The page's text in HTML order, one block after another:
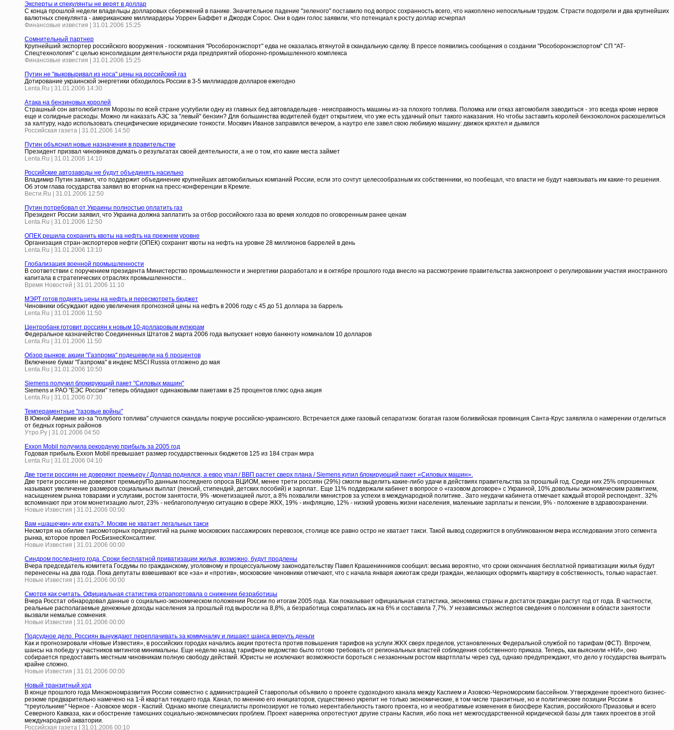
Эксперты и спекулянты не верят в доллар
С конца прошлой недели владельцы долларовых сбережений в панике. Значительное падение "зеленого" поставило под вопрос сохранность всего, что накоплено непосильным трудом. Страсти подогрели и два крупнейших
валютных спекулянта - американские миллиардеры Уоррен Баффет и Джордж Сорос. Они в один голос заявили, что потенциал к росту доллар исчерпал
Финансовые известия | 31.01.2006 15:25
Сомнительный партнер
Крупнейший экспортер российского вооружения - госкомпания "Рособоронэкспорт" едва не оказалась втянутой в скандальную сделку. В прессе появились сообщения о создании "Рособоронэкспортом" СП "АТ-
Спецтехнология" с целью консолидации деятельности ряда предприятий оборонно-промышленного комплекса
Финансовые известия | 31.01.2006 15:25
Путин не "выковыривал из носа" цены на российский газ
Дотирование украинской энергетики обходилось России в 3-5 миллиардов долларов ежегодно
Lenta.Ru | 31.01.2006 14:30
Атака на бензиновых королей
Страшный сон автолюбителя Морозы по всей стране усугубили одну из главных бед автовладельцев - неисправность машины из-за плохого топлива. Поломка или отказ автомобиля заводиться - это всегда кроме нервов
еще и солидные расходы. Можно ли наказать АЗС за "левый" бензин? Для большинства водителей будет открытием, что уже есть удачный опыт такого наказания. Но чтобы заставить королей бензоколонок раскошелиться
за халтуру, надо использовать специфические юридические тонкости. Москвич Иванов заправился вечером, а наутро еле завел свою любимую машину: движок кряхтел и дымился
Российская газета | 31.01.2006 14:50
Путин объяснил новые назначения в правительстве
Президент призвал чиновников думать о результатах своей деятельности, а не о том, кто какие места займет
Lenta.Ru | 31.01.2006 14:10
Российские автозаводы не будут объединять насильно
Владимир Путин заявил, что поддержит объединение крупнейших автомобильных компаний России, если это сочтут целесообразным их собственники, но пообещал, что власти не будут навязывать им какие-то решения.
Об этом глава государства заявил во вторник на пресс-конференции в Кремле.
Вести.Ru | 31.01.2006 12:50
Путин потребовал от Украины полностью оплатить газ
Президент России заявил, что Украина должна заплатить за отбор российского газа во время холодов по оговоренным ранее ценам
Lenta.Ru | 31.01.2006 12:50
ОПЕК решила сохранить квоты на нефть на прежнем уровне
Организация стран-экспортеров нефти (ОПЕК) сохранит квоты на нефть на уровне 28 миллионов баррелей в день
Lenta.Ru | 31.01.2006 13:10
Глобализация военной промышленности
В соответствии с поручением президента Министерство промышленности и энергетики разработало и в октябре прошлого года внесло на рассмотрение правительства законопроект о регулировании участия иностранного
капитала в стратегических отраслях промышленности...
Время Новостей | 31.01.2006 11:10
МЭРТ готов поднять цены на нефть и пересмотреть бюджет
Чиновники обсуждают идею увеличения прогнозной цены на нефть в 2006 году с 45 до 51 доллара за баррель
Lenta.Ru | 31.01.2006 11:50
Центробанк готовит россиян к новым 10-долларовым купюрам
Федеральное казначейство Соединенных Штатов 2 марта 2006 года выпускает новую банкноту номиналом 10 долларов
Lenta.Ru | 31.01.2006 11:50
Обзор рынков: акции "Газпрома" подешевели на 6 процентов
Включение бумаг "Газпрома" в индекс MSCI Russia отложено до мая
Lenta.Ru | 31.01.2006 10:50
Siemens получил блокирующий пакет "Силовых машин"
Siemens и РАО "ЕЭС России" теперь обладают одинаковыми пакетами в 25 процентов плюс одна акция
Lenta.Ru | 31.01.2006 07:30
Темпераментные "газовые войны"
В Южной Америке из-за "голубого топлива" случаются скандалы покруче российско-украинского. Встречается даже газовый сепаратизм: богатая газом боливийская провинция Санта-Крус заявляла о намерении отделиться
от бедных горных районов
Утро.Ру | 31.01.2006 04:50
Exxon Mobil получила рекордную прибыль за 2005 год
Годовая прибыль Exxon Mobil превышает размер государственных бюджетов 125 из 184 стран мира
Lenta.Ru | 31.01.2006 04:10
Две трети россиян не доверяют премьеру / Доллар поднялся, а евро упал / ВВП растет сверх плана / Siemens купил блокирующий пакет «Силовых машин».
Две трети россиян не доверяют премьеруПо данным последнего опроса ВЦИОМ, менее трети россиян (29%) смогли выделить какие-либо удачи в действиях правительства за прошлый год. Среди них 25% опрошенных
называют увеличение размеров социальных выплат (пенсий, стипендий, детских пособий) и зарплат.. Еще 11% поддержали кабинет в вопросе о «газовом договоре» с Украиной, 10% довольны экономическим развитием,
насыщением рынка товарами и услугами, ростом занятости, 9% -монетизацией льгот, а 8% похвалили министров за успехи в международной политике.. Зато неудачи кабинета отмечает каждый второй респондент.. 32%
вспоминают при этом монетизацию льгот, 23% - неблагополучную ситуацию в сфере ЖКХ, 19% - инфляцию, 12% - низкий уровень жизни населения, маленькие зарплаты и пенсии, 9% - положение в здравоохранении.
Новые Известия | 31.01.2006 00:00
Вам «шашечки» или ехать?. Москве не хватает легальных такси
Несмотря на обилие таксомоторных предприятий на рынке московских пассажирских перевозок, столице все равно остро не хватает такси. Такой вывод содержится в опубликованном вчера исследовании этого сегмента
рынка, которое провел РосБизнесКонсалтинг.
Новые Известия | 31.01.2006 00:00
Синдром последнего года. Сроки бесплатной приватизации жилья, возможно, будут продлены
Вчера председатель комитета Госдумы по гражданскому, уголовному и процессуальному законодательству Павел Крашенинников сообщил: весьма вероятно, что сроки окончания бесплатной приватизации жилья будут
перенесены на два года. Пока депутаты взвешивают все «за» и «против», московские чиновники отмечают, что с начала января ажиотаж среди граждан, желающих оформить квартиру в собственность, только нарастает.
Новые Известия | 31.01.2006 00:00
Смотря как считать. Официальная статистика отрапортовала о снижении безработицы
Вчера Росстат обнародовал данные о социально-экономическом положении России по итогам 2005 года. Как показывает официальная статистика, экономика страны и достаток граждан растут год от года. В частности,
реальные располагаемые денежные доходы населения за прошлый год выросли на 8,8%, а безработица сократилась аж на 6% и составила 7,7%. У независимых экспертов сведения о положении в области занятости
вызвали немалые сомнения.
Новые Известия | 31.01.2006 00:00
Подсудное дело. Россиян вынуждают переплачивать за коммуналку и лишают шанса вернуть деньги
Как и прогнозировали «Новые Известия», в российских городах начались акции протеста против повышения тарифов на услуги ЖКХ сверх пределов, установленных Федеральной службой по тарифам (ФСТ). Впрочем,
шансы на победу у участников митингов минимальны. Еще неделю назад тарифное ведомство было готово требовать от региональных властей соблюдения собственного приказа. Теперь, как выяснили «НИ», оно
собирается предоставить местным чиновникам полную свободу действий. Юристы не исключают возможности бороться с незаконным ростом квартплаты через суд, однако предупреждают, что дело у государства выиграть
крайне сложно.
Новые Известия | 31.01.2006 00:00
Новый транзитный ход
В конце прошлого года Минэкономразвития России совместно с администрацией Ставрополья объявило о проекте судоходного канала между Каспием и Азовско-Черноморским бассейном. Утверждение проектного бизнес-
резюме предварительно намечено на 1-й квартал текущего года. Канал, по мнению его инициаторов, существенно укрепит не только экономические, в том числе транзитные, но и политические позиции России в
"треугольнике" Черное - Азовское моря - Каспий. Однако многие специалисты прогнозируют не только нерентабельность такого проекта, но и необратимые изменения в биосфере Каспия, российского Приазовья и всего
Северного Кавказа, как и обострение тамошних социально-экономических проблем. Проект наверняка опротестуют другие страны Каспия, ибо пока нет межгосударственной юридической базы для таких проектов в этой
международной акватории.
Российская газета | 31.01.2006 00:10